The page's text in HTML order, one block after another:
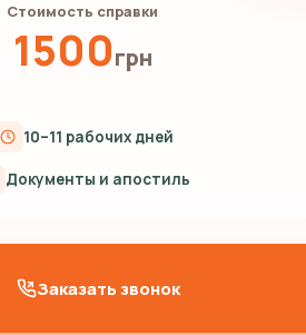
Стоимость справки
1500грн
10–11 рабочих дней
Документы и апостиль
Заказать звонок